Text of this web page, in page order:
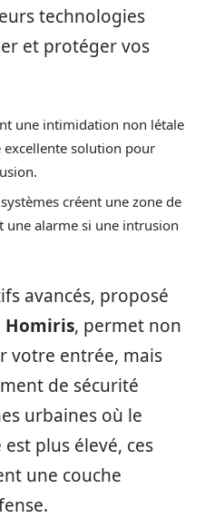
technologies
et protéger vos
une intimidation non létale
solution pour
systèmes créent une zone de
une alarme si une intrusion
avancés, proposé
Homiris, permet non
votre entrée, mais
de sécurité
urbaines où le
plus élevé, ces
une couche